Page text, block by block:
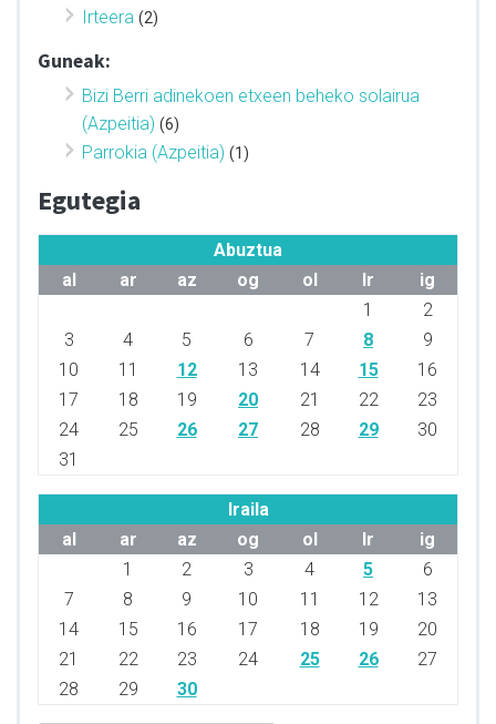
Irteera (2)
Guneak:
Bizi Berri adinekoen etxeen beheko solairua
(Azpeitia) (6)
Parrokia (Azpeitia) (1)
Egutegia
Abuztua
al
ar az og ol lr
ig
1
2
3
4 5 6 7 8
9
10
11 12 13 14 15
16
17
18 19 20 21 22
23
24
25 26 27 28 29
30
31
Iraila
al
ar az og ol lr
ig
1
2 3 4 5
6
7
8 9 10 11 12
13
14
15 16 17 18 19
20
21
22 23 24 25 26
27
28
29 30